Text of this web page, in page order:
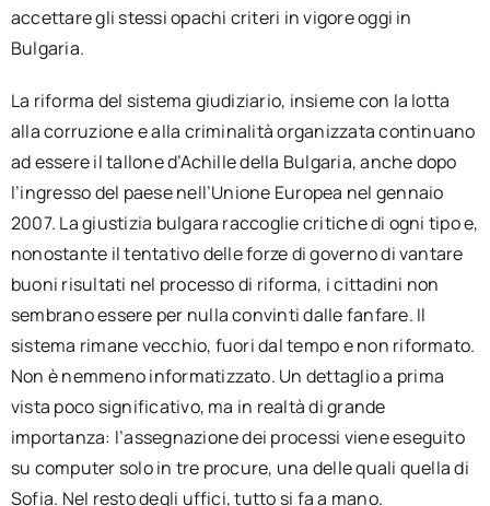
accettare gli stessi opachi criteri in vigore oggi in
Bulgaria.
La riforma del sistema giudiziario, insieme con la lotta
alla corruzione e alla criminalità organizzata continuano
ad essere il tallone d’Achille della Bulgaria, anche dopo
l’ingresso del paese nell’Unione Europea nel gennaio
2007. La giustizia bulgara raccoglie critiche di ogni tipo e,
nonostante il tentativo delle forze di governo di vantare
buoni risultati nel processo di riforma, i cittadini non
sembrano essere per nulla convinti dalle fanfare. Il
sistema rimane vecchio, fuori dal tempo e non riformato.
Non è nemmeno informatizzato. Un dettaglio a prima
vista poco significativo, ma in realtà di grande
importanza: l’assegnazione dei processi viene eseguito
su computer solo in tre procure, una delle quali quella di
Sofia. Nel resto degli uffici, tutto si fa a mano.